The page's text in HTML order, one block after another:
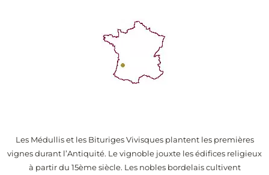
Les Médullis et les Bituriges Vivisques plantent les premières
vignes durant l’Antiquité. Le vignoble jouxte les édifices religieux
à partir du 15ème siècle. Les nobles bordelais cultivent